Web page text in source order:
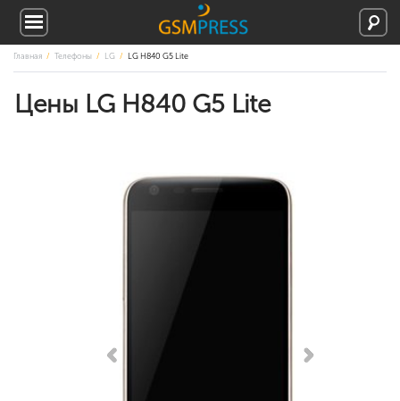
Главная Телефоны LG LG H840 G5 Lite
Цены LG H840 G5 Lite